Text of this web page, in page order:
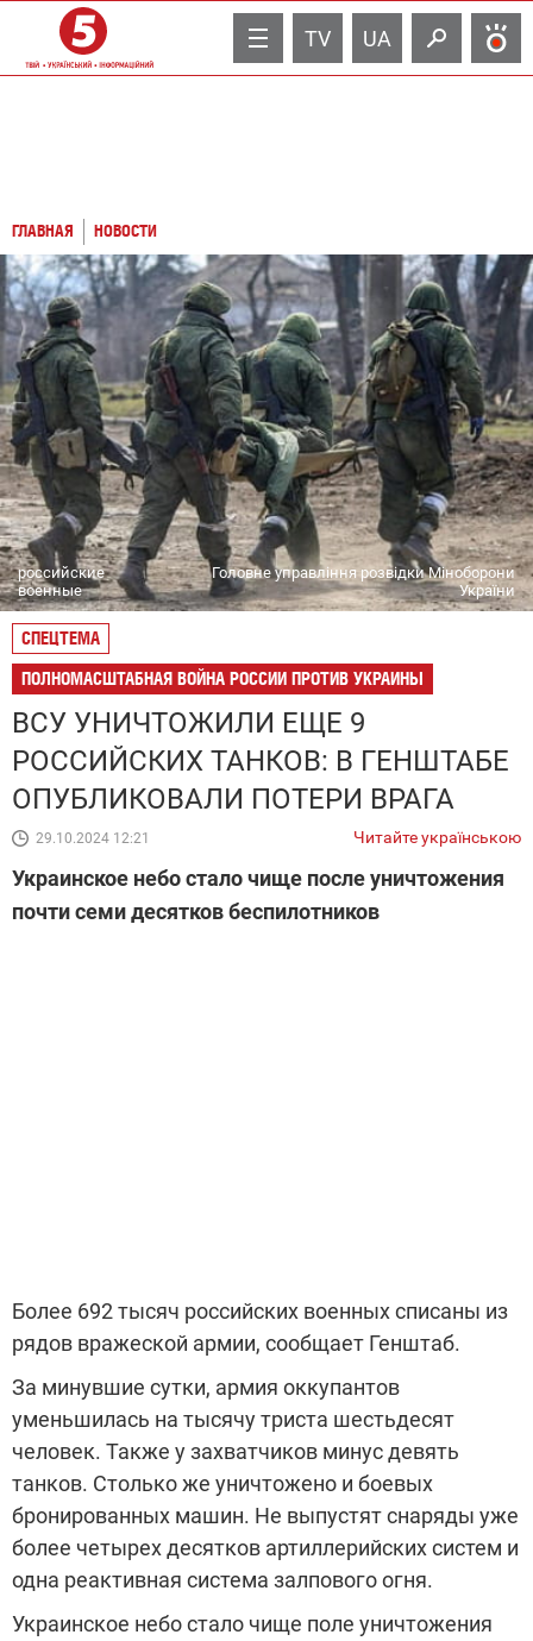
TV UA
ГЛАВНАЯ НОВОСТИ
российские
военные
Головне управління розвідки Міноборони
України
СПЕЦТЕМА
ПОЛНОМАСШТАБНАЯ ВОЙНА РОССИИ ПРОТИВ УКРАИНЫ
ВСУ УНИЧТОЖИЛИ ЕЩЕ 9
РОССИЙСКИХ ТАНКОВ: В ГЕНШТАБЕ
ОПУБЛИКОВАЛИ ПОТЕРИ ВРАГА
29.10.2024 12:21 Читайте українською
Украинское небо стало чище после уничтожения
почти семи десятков беспилотников
Более 692 тысяч российских военных списаны из
рядов вражеской армии, сообщает Генштаб.
За минувшие сутки, армия оккупантов
уменьшилась на тысячу триста шестьдесят
человек. Также у захватчиков минус девять
танков. Столько же уничтожено и боевых
бронированных машин. Не выпустят снаряды уже
более четырех десятков артиллерийских систем и
одна реактивная система залпового огня.
Украинское небо стало чище поле уничтожения